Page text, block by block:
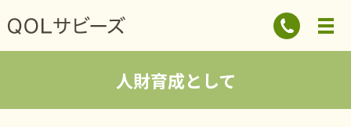
人財育成として